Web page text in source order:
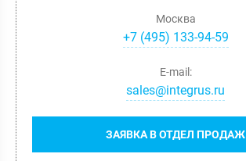
Москва
+7(495) 133-94-59
ЗАЯВКА В ОТДЕЛ ПРОДАЖ
E-mail:
sales@integrus.ru